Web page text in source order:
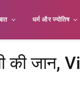
धर्म और ज्योतिष
की जान,